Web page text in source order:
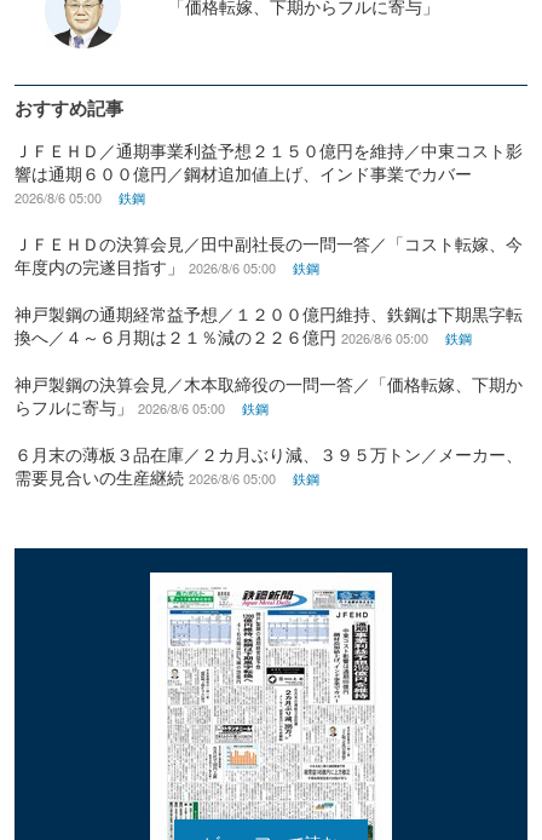
「価格転嫁、下期からフルに寄与」
おすすめ記事
ＪＦＥＨＤ／通期事業利益予想２１５０億円を維持／中東コスト影
響は通期６００億円／鋼材追加値上げ、インド事業でカバー
2026/8/6 05:00 鉄鋼
ＪＦＥＨＤの決算会見／田中副社長の一問一答／「コスト転嫁、今
年度内の完遂目指す」
2026/8/6 05:00 鉄鋼
神戸製鋼の通期経常益予想／１２００億円維持、鉄鋼は下期黒字転
換へ／４～６月期は２１％減の２２６億円 2026/8/6 05:00 鉄鋼
神戸製鋼の決算会見／木本取締役の一問一答／「価格転嫁、下期か
らフルに寄与」
2026/8/6 05:00 鉄鋼
６月末の薄板３品在庫／２カ月ぶり減、３９５万トン／メーカー、
需要見合いの生産継続 2026/8/6 05:00 鉄鋼